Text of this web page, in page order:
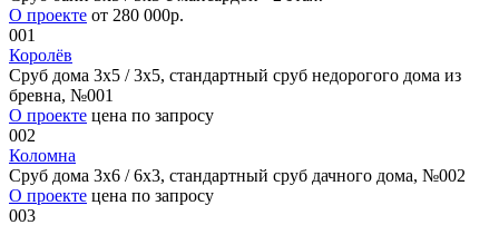
О проекте от 280 000р.
001
Королёв
Сруб дома 3x5 / 3x5, стандартный сруб недорогого дома из
бревна, №001
О проекте цена по запросу
002
Коломна
Сруб дома 3х6 / 6x3, стандартный сруб дачного дома, №002
О проекте цена по запросу
003